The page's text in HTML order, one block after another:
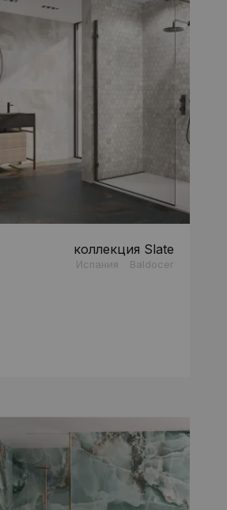
коллекция Slate
Испания Baldocer